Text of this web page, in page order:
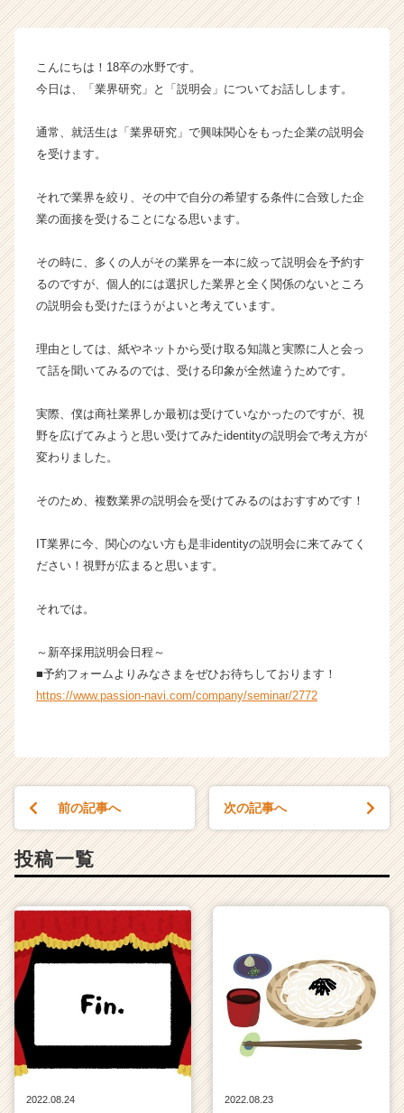
チ
ー・
成
企
ス
カ
ト
く
活
サ
ト
チ
リ
（C
h
a
r
e
こんにちは！18卒の水野です。
今日は、「業界研究」と「説明会」についてお話しします。
通常、就活生は「業界研究」で興味関心をもった企業の説明会
を受けます。
それで業界を絞り、その中で自分の希望する条件に合致した企
業の面接を受けることになる思います。
その時に、多くの人がその業界を一本に絞って説明会を予約す
るのですが、個人的には選択した業界と全く関係のないところ
の説明会も受けたほうがよいと考えています。
理由としては、紙やネットから受け取る知識と実際に人と会っ
て話を聞いてみるのでは、受ける印象が全然違うためです。
実際、僕は商社業界しか最初は受けていなかったのですが、視
野を広げてみようと思い受けてみたidentityの説明会で考え方が
変わりました。
そのため、複数業界の説明会を受けてみるのはおすすめです！
IT業界に今、関心のない方も是非identityの説明会に来てみてく
ださい！視野が広まると思います。
それでは。
～新卒採用説明会日程～
■予約フォームよりみなさまをぜひお待ちしております！
https://www.passion-navi.com/company/seminar/2772
前の記事へ 次の記事へ
投稿一覧
2022.08.24
2022.08.23